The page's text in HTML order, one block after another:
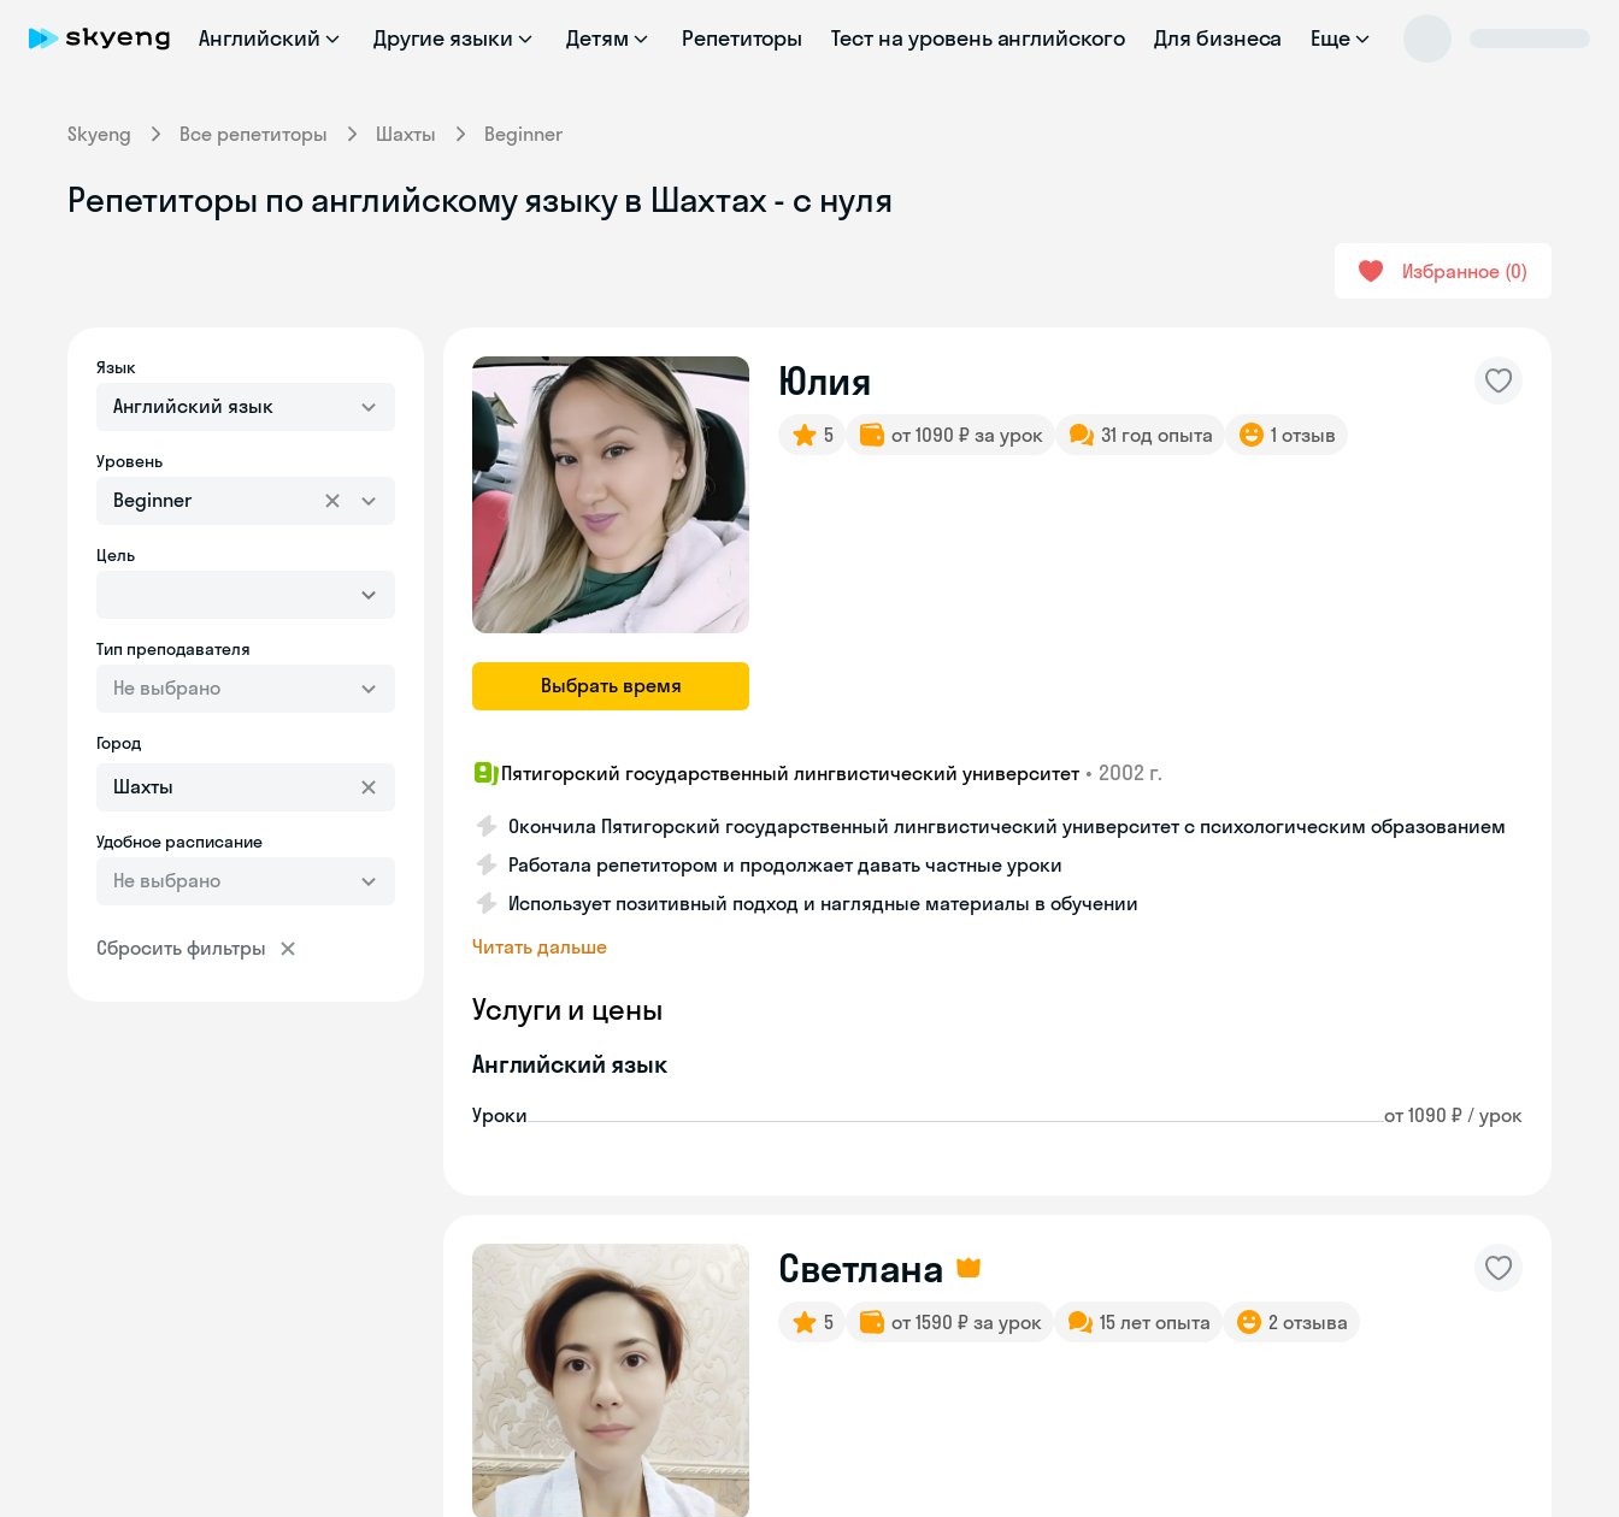
Английский Другие языки Детям Репетиторы Тест на уровень английского Для бизнеса Еще
Skyeng Все репетиторы Шахты Beginner
Репетиторы по английскому языку в Шахтах - с нуля
Избранное 0
Язык
Английский язык
Уровень
Beginner
Цель
Тип преподавателя
Не выбрано
Город
Удобное расписание
Не выбрано
Сбросить фильтры
Выбрать время
Юлия
5 от 1090 ₽ за урок 31 год опыта 1 отзыв
Пятигорский государственный лингвистический университет • 2002 г.
Окончила Пятигорский государственный лингвистический университет с психологическим образованием
Работала репетитором и продолжает давать частные уроки
Использует позитивный подход и наглядные материалы в обучении
Читать дальше
Услуги и цены
Английский язык
Уроки от 1090 ₽ / урок
Светлана
5 от 1590 ₽ за урок 15 лет опыта 2 отзыва